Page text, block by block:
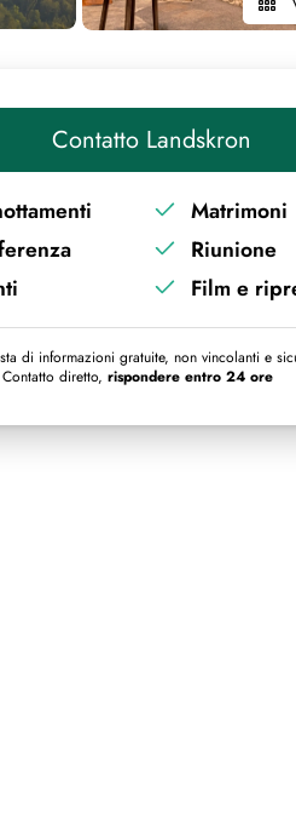
Contatto Landskron
Matrimoni
Riunione
Film e
di informazioni gratuite, non vincolanti e
Contatto diretto, rispondere entro 24 ore